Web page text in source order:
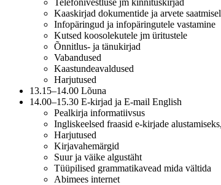
Kaaskirjad dokumentide ja arvete saatmisel
Infopäringud ja infopäringutele vastamine
Kutsed koosolekutele jm üritustele
Õnnitlus- ja tänukirjad
Vabandused
Kaastundeavaldused
Harjutused
13.15–14.00 Lõuna
14.00–15.30 E-kirjad ja E-mail English
Pealkirja informatiivsus
Ingliskeelsed fraasid e-kirjade
Harjutused
Kirjavahemärgid
Suur ja väike algustäht
Tüüpilised grammatikavead mida vältida
Abimees internet